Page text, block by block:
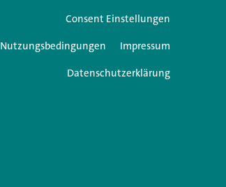
Consent Einstellungen
Nutzungsbedingungen
Impressum
Datenschutzerklärung